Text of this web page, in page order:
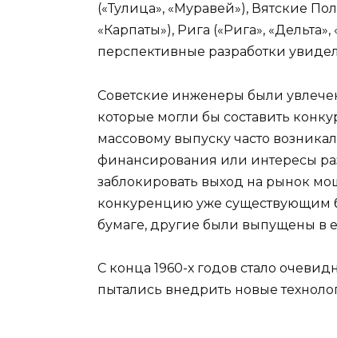
(«Тулица», «Муравей»), Вятские
«Карпаты»), Рига («Рига»,
перспективные разработки
Советские инженеры были
которые могли бы составить
массовому выпуску часто
финансирования или интересы
заблокировать выход на рынок
конкуренцию уже существующим
бумаге, другие были выпущены в
С конца 1960-х годов стало
пытались внедрить новые